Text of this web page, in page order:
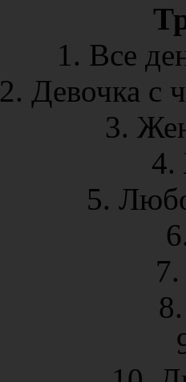
1. Все
2. Девочка с
3.
4.
5.